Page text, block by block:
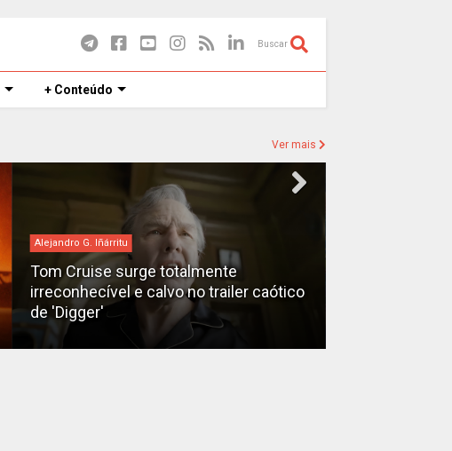
Buscar
+ Conteúdo
Ver mais
Alejandro G. Iñárritu
Tom Cruise surge totalmente
irreconhecível e calvo no trailer caótico
de 'Digger'